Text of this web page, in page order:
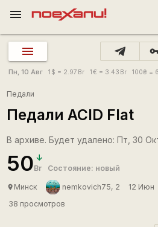
menu
Пн, 10 Авг 1 $ = 2.97 Br 1€ = 3.43 Br 100₴ =
Педали
Педали ACID Flat
В архиве. Будет удалено: Пт, 30
50Br Состояние: новый
place Минск nemkovich75, 2 12 Июн
38 просмотров